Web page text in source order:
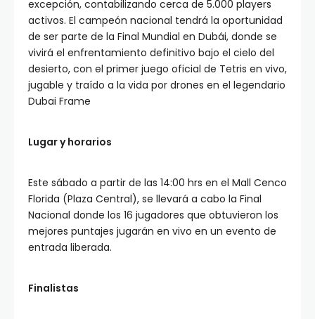
excepción, contabilizando cerca de 5.000 players
activos. El campeón nacional tendrá la oportunidad
de ser parte de la Final Mundial en Dubái, donde se
vivirá el enfrentamiento definitivo bajo el cielo del
desierto, con el primer juego oficial de Tetris en vivo,
jugable y traído a la vida por drones en el legendario
Dubai Frame
Lugar y horarios
Este sábado a partir de las 14:00 hrs en el Mall Cenco
Florida (Plaza Central), se llevará a cabo la Final
Nacional donde los 16 jugadores que obtuvieron los
mejores puntajes jugarán en vivo en un evento de
entrada liberada.
Finalistas